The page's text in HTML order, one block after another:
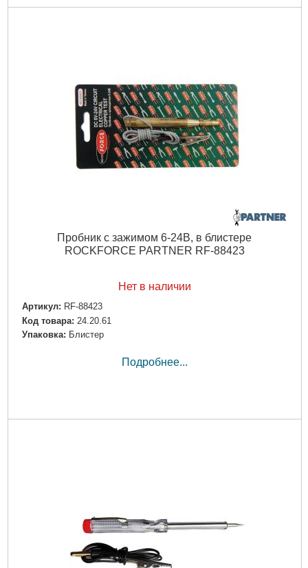
Пробник с зажимом 6-24В, в блистере
ROCKFORCE PARTNER RF-88423
Нет в наличии
Артикул: RF-88423
Код товара: 24.20.61
Упаковка: Блистер
Подробнее...